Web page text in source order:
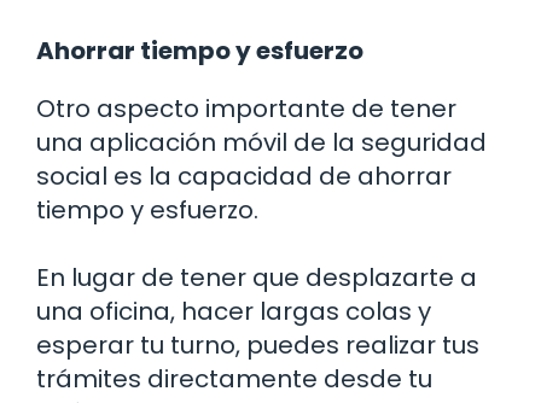
Ahorrar tiempo y esfuerzo
Otro aspecto importante de tener
una aplicación móvil de la seguridad
social es la capacidad de ahorrar
tiempo y esfuerzo.
En lugar de tener que desplazarte a
una oficina, hacer largas colas y
esperar tu turno, puedes realizar tus
trámites directamente desde tu